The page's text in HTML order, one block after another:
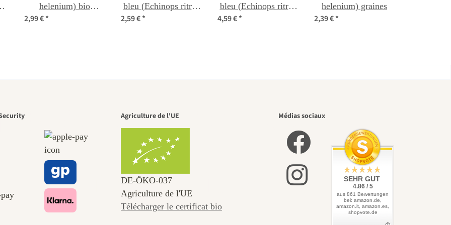
helenium) bio
semences
2,99 €*
bleu (Echinops ritro)
2,59 €*
bleu (Echinops ritro)
bio semences
4,59 €*
helenium) graines
2,39 €*
des plus beaux
menant vers
Agriculture de l'UE
DE‑ÖKO‑037
Agriculture de l'UE
Télécharger le certificat bio
Médias sociaux
SEHR GUT
4.86 / 5
aus 861 Bewertungen
bei: amazon.de,
amazon.it, amazon.es,
shopvote.de